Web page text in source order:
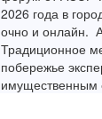
2026 года в
очно и
Традиционное
побережье
имущественным